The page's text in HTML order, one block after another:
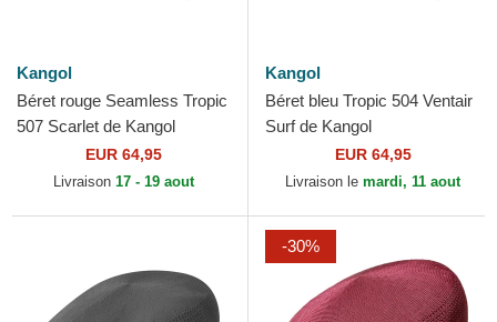
Kangol
Béret rouge Seamless Tropic
507 Scarlet de Kangol
EUR 64,95
Livraison 17 - 19 aout
Kangol
Béret bleu Tropic 504 Ventair
Surf de Kangol
EUR 64,95
Livraison le mardi, 11 aout
-30%